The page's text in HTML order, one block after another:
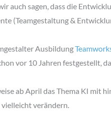
auch sagen, dass die
(Teamgestaltung &
Ausbildung
vor 10 Jahren festgestellt,
ab April das Thema KI mit
vielleicht verändern.